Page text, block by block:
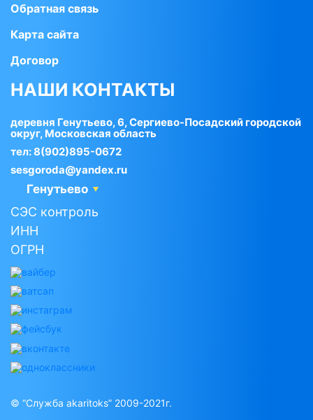
Обратная связь
Карта сайта
Договор
НАШИ КОНТАКТЫ
деревня Генутьево, 6, Сергиево-Посадский городской
округ, Московская область
тел:8(902)895-0672
sesgoroda@yandex.ru
Генутьево
СЭС контроль
ИНН
ОГРН
© “Служба akaritoks” 2009-2021г.